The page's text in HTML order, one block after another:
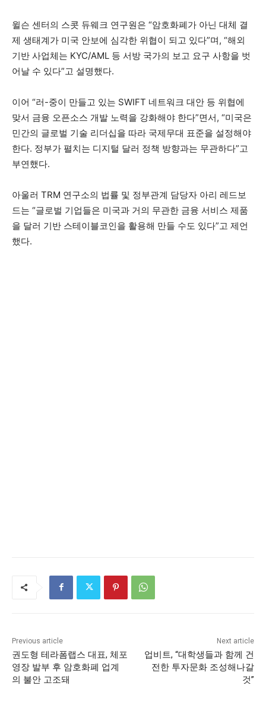
윌슨 센터의 스콧 듀웨크 연구원은 “암호화폐가 아닌 대체 결
제 생태계가 미국 안보에 심각한 위협이 되고 있다”며, “해외
기반 사업체는 KYC/AML 등 서방 국가의 보고 요구 사항을 벗
어날 수 있다”고 설명했다.
이어 “러-중이 만들고 있는 SWIFT 네트워크 대안 등 위협에
맞서 금융 오픈소스 개발 노력을 강화해야 한다”면서, “미국은
민간의 글로벌 기술 리더십을 따라 국제무대 표준을 설정해야
한다. 정부가 펼치는 디지털 달러 정책 방향과는 무관하다”고
부연했다.
아울러 TRM 연구소의 법률 및 정부관계 담당자 아리 레드보
드는 “글로벌 기업들은 미국과 거의 무관한 금융 서비스 제품
을 달러 기반 스테이블코인을 활용해 만들 수도 있다”고 제언
했다.
Previous article
권도형 테라폼랩스 대표, 체포
영장 발부 후 암호화폐 업계
의 불안 고조돼
Next article
업비트, “대학생들과 함께 건
전한 투자문화 조성해나갈
것”